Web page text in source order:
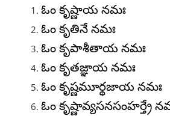
ఓం కృష్ణాయ నమః
ఓం కృతినే నమః
ఓం కృపాశీతాయ నమః
ఓం కృతజ్ఞాయ నమః
ఓం కృష్ణమూర్థజాయ నమః
ఓం కృష్ణావ్యసనసంహర్త్రే